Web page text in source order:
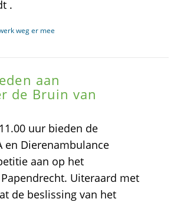
.
weg er mee
aan
de Bruin van
uur bieden de
en Dierenambulance
aan op het
Uiteraard met
de beslissing van het